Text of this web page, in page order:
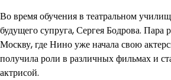
Во время обучения в театральном
будущего супруга, Сергея Бодрова. Пара
Москву, где Нино уже начала свою
получила роли в различных фильмах и
актрисой.